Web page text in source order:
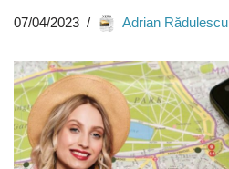
07/04/2023 Adrian Rădulescu